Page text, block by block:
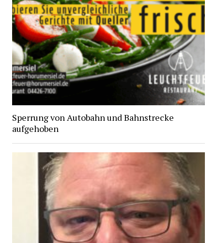
Sperrung von Autobahn und Bahnstrecke
aufgehoben